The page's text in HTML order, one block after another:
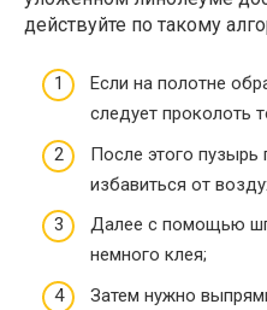
действуйте по такому
Если на полотне
следует проколоть
После этого пузырь
избавиться от
Далее с помощью
немного клея;
Затем нужно